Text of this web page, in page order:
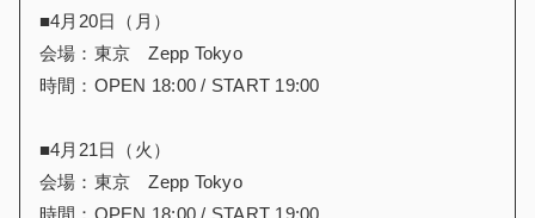
■4月20日（月）
会場：東京 Zepp Tokyo
時間：OPEN 18:00 / START 19:00
■4月21日（火）
会場：東京 Zepp Tokyo
時間：OPEN 18:00 / START 19:00